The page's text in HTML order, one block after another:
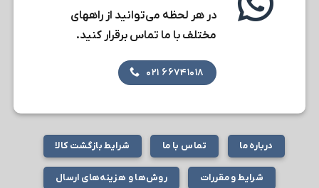
در هر لحظه می‌توانید از راههای
مختلف با ما تماس برقرار کنید.
۶۶۷۴۱۰۱۸ ۰۲۱
درباره ما تماس با ما شرایط بازگشت کالا
شرایط و مقررات روش‌ها و هزینه‌های ارسال